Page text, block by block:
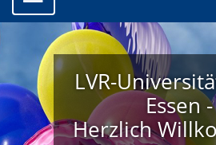
LVR-
Essen -
Herzlich